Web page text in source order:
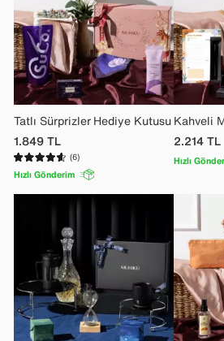
Tatlı Sürprizler Hediye Kutusu
1.849TL
(6)
Hızlı Gönderim
Kahveli
2.214TL
Hızlı